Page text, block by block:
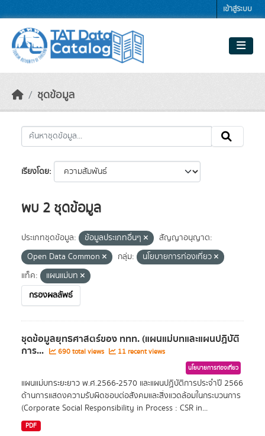
เข้าสู่ระบบ
ชุดข้อมูล
เรียงโดย
พบ 2 ชุดข้อมูล
ประเภทชุดข้อมูล: ข้อมูลประเภทอื่นๆ
สัญญาอนุญาต:
Open Data Common
กลุ่ม:
นโยบายการท่องเที่ยว
แท็ค:
แผนแม่บท
กรองผลลัพธ์
ชุดข้อมูลยุทธศาสตร์ของ ททท. (แผนแม่บทและแผนปฏิบัติ
การ... 690 total views 11 recent views
นโยบายการท่องเที่ยว
แผนแม่บทระยะยาว พ.ศ.2566-2570 และแผนปฏิบัติการประจำปี 2566
ด้านการแสดงความรับผิดชอบต่อสังคมและสิ่งแวดล้อมในกระบวนการ
(Corporate Social Responsibility in Process : CSR in...
PDF